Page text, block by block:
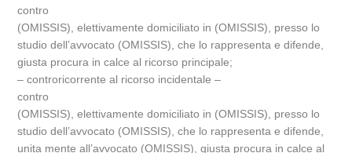
contro
(OMISSIS), elettivamente domiciliato in (OMISSIS), presso lo
studio dell’avvocato (OMISSIS), che lo rappresenta e difende,
giusta procura in calce al ricorso principale;
– controricorrente al ricorso incidentale –
contro
(OMISSIS), elettivamente domiciliato in (OMISSIS), presso lo
studio dell’avvocato (OMISSIS), che lo rappresenta e difende,
unita mente all’avvocato (OMISSIS), giusta procura in calce al